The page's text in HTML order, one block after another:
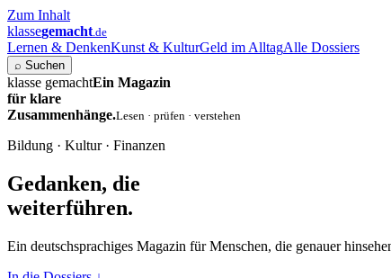
Zum Inhalt
klassegemacht.de
Lernen & DenkenKunst & KulturGeld im AlltagAlle Dossiers
⌕ Suchen
klasse gemachtEin Magazin
für klare
Zusammenhänge.Lesen · prüfen · verstehen
Bildung · Kultur · Finanzen
Gedanken, die
weiterführen.
Ein deutschsprachiges Magazin für Menschen, die genauer